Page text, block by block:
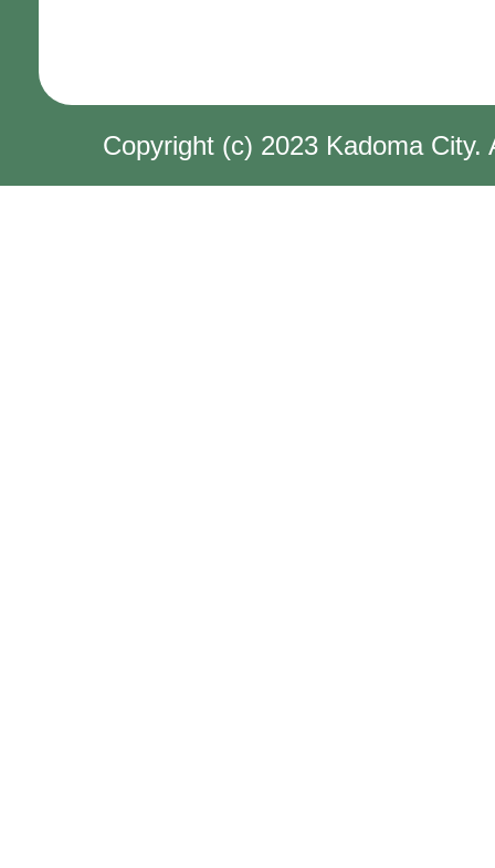
Copyright (c) 2023 Kadoma City.